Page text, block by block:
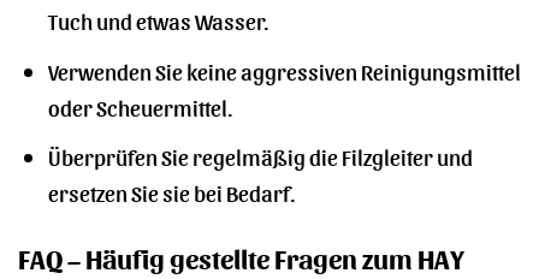
Tuch und etwas Wasser.
Verwenden Sie keine aggressiven Reinigungsmittel
oder Scheuermittel.
Überprüfen Sie regelmäßig die Filzgleiter und
ersetzen Sie sie bei Bedarf.
FAQ – Häufig gestellte Fragen zum HAY